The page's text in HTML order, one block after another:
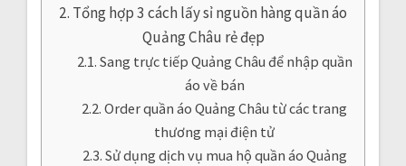
Tổng hợp 3 cách lấy sỉ nguồn hàng quần áo
Quảng Châu rẻ đẹp
Sang trực tiếp Quảng Châu để nhập quần
áo về bán
Order quần áo Quảng Châu từ các trang
thương mại điện tử
Sử dụng dịch vụ mua hộ quần áo Quảng